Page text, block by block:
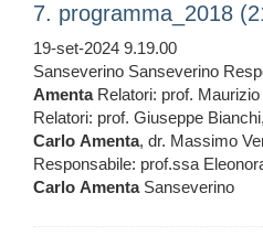
7. programma_2018
19-set-2024 9.19.00
Sanseverino Sanseverino
AmentaRelatori: prof.
Relatori: prof. Giuseppe
Carlo Amenta, dr. Massimo
Responsabile: prof.ssa
Carlo AmentaSanseverino